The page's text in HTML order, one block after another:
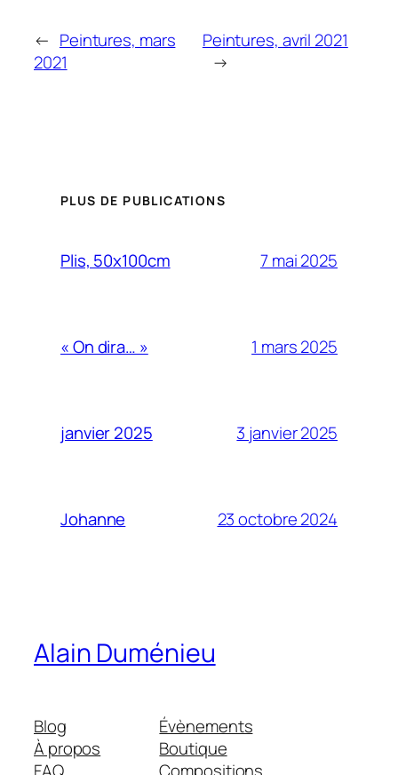
← Peintures, mars
2021
Peintures, avril 2021
→
PLUS DE PUBLICATIONS
Plis, 50x100cm 7 mai 2025
« On dira… » 1 mars 2025
janvier 2025 3 janvier 2025
Johanne 23 octobre 2024
Alain Duménieu
Blog
À propos
Évènements
Boutique